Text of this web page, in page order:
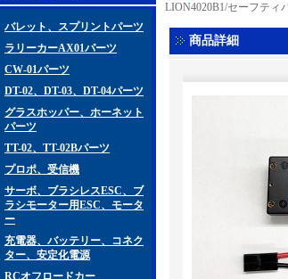
バレット、スプリントパーツ
ラリーカーAX01パーツ
CW-01パーツ
DT-02、DT-03、DT-04パーツ
グラスホッパー、ホーネット
パーツ
TT-02、TT-02Bパーツ
プロポ、受信機
サーボ、ブラシレスESC、ブ
ラシモーター用ESC、モータ
ー
充電器、バッテリー、コネク
ター、安定化電源
RCオフロードカー
LION4020B1/セーフティ
商品詳細